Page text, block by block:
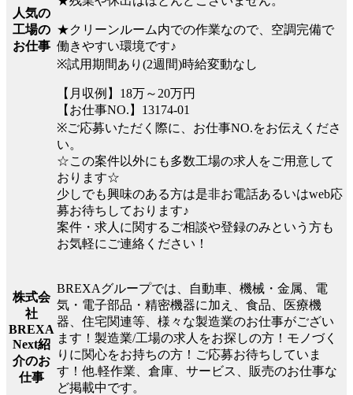
人気の
工場の
お仕事
★クリーンルーム内での作業なので、空調完備で
働きやすい環境です♪
※試用期間あり(2週間)時給変動なし
【月収例】18万～20万円
【お仕事NO.】13174-01
※ご応募いただく際に、お仕事NO.をお伝えくださ
い。
☆この案件以外にも多数工場の求人をご用意して
おります☆
少しでも興味のある方は是非お電話あるいはweb応
募お待ちしております♪
案件・求人に関するご相談や登録のみという方も
お気軽にご連絡ください！
株式会
社
BREXA
Next紹
介のお
仕事
BREXAグループでは、自動車、機械・金属、電
気・電子部品・精密機器に加え、食品、医療機
器、住宅関連等、様々な製造業のお仕事がござい
ます！製造業/工場の求人をお探しの方！モノづく
りに関心をお持ちの方！ご応募お待ちしていま
す！他.軽作業、倉庫、サービス、販売のお仕事な
ど掲載中です。